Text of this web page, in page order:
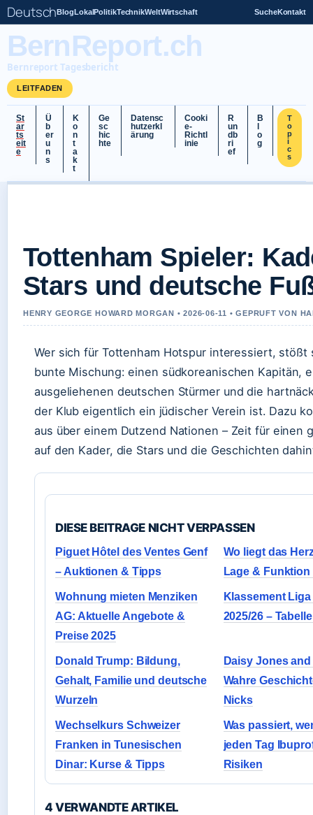
DeutschBlogLokalPolitikTechnikWeltWirtschaft SucheKontakt
BernReport.ch
Bernreport Tagesbericht
LEITFADEN
St
ar
ts
eit
e
Ü
b
er
u
n
s
K
o
n
t
a
k
t
Ge
sc
hic
hte
Datensc
hutzerkl
ärung
Cooki
e-
Richtl
inie
R
un
db
ri
ef
B
o
g
T
o
p
i
c
s
Tottenham Spieler:
Stars und deutsche
HENRY GEORGE HOWARD MORGAN • 2026-06-11 • GEPRUFT VON
Wer sich für Tottenham Hotspur interessiert, stößt
bunte Mischung: einen südkoreanischen Kapitän,
ausgeliehenen deutschen Stürmer und die
der Klub eigentlich ein jüdischer Verein ist. Dazu
aus über einem Dutzend Nationen – Zeit für einen
auf den Kader, die Stars und die Geschichten
DIESE BEITRAGE NICHT VERPASSEN
Piguet Hôtel des Ventes Genf
– Auktionen & Tipps
Wo liegt das
Lage & Funktion
Wohnung mieten Menziken
AG: Aktuelle Angebote &
Preise 2025
Klassement
2025/26 –
Donald Trump: Bildung,
Gehalt, Familie und deutsche
Wurzeln
Daisy Jones
Wahre
Nicks
Wechselkurs Schweizer
Franken in Tunesischen
Dinar: Kurse & Tipps
Was passiert,
jeden Tag
Risiken
4 VERWANDTE ARTIKEL